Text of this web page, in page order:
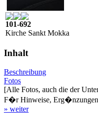
101-692
Kirche Sankt Mokka
Inhalt
Beschreibung
Fotos
[Alle Fotos, auch die der
F�r Hinweise,
» weiter